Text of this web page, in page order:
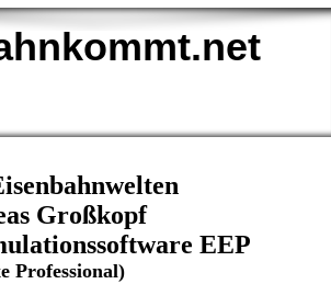
Großkopf
EEP
Professional)